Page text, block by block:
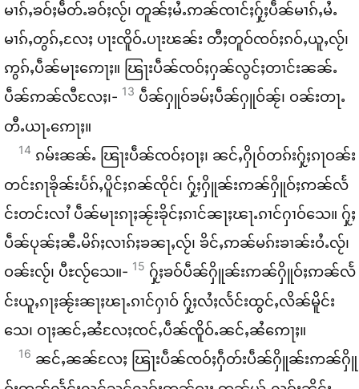
မၢၵ်ႇ​ၶဝ်ႈ​မဵတ်ႉ​ၶဝ်ႈ​လႂ်၊ တူၼ်ႈ​မႆႉ​ဢၼ်​ၸၢင်ႈ​ႁႂ်ႈ​ပဵၼ်​မၢၵ်ႇ​မႆႉ​
မၢၵ်ႇ​တွၵ်ႇ​လႄႈ ပႃး​ၸိူဝ်ႉ​ပႃး​ၽၼ်း တီႈ​တူဝ်​ၸဝ်ႈ​ၵဝ်ႇ​ယူႇ​လႂ်၊
ဢွၵ်ႇ​ပဵၼ်​မႃး​ဢေႃႈ။ ၽြႃး​ပဵၼ်​ၸဝ်ႈ​ႁၼ်​လွင်ႈ​တၢင်း​ၼၼ်ႉ​
ပဵၼ်​ဢၼ်​လီ​လႄႈ၊- 13 ပဵၼ်​ႁူဝ်​ၶမ်ႈ​ပဵၼ်​ႁူဝ်​ၼႂ်၊ ဝၼ်း​တႃႉ
တီႉယႃႉ​ဢေႃႈ။
14 ၵမ်း​ၼၼ်ႉ ၽြႃး​ပဵၼ်​ၸဝ်ႈ​ဝႃႈ၊ ၼင်ႇ​ႁိုဝ်​တၵ်း​ႁႂ်ႈ​ၵႃ​ဝၼ်း​
တင်း​ၵႃ​ၶိုၼ်း​ပႅၵ်ႇ​ပိူင်ႈ​ၵၼ်​ၸိုင်၊ ႁႂ်ႈ​ႁိူၼ်း​ဢၼ်​ႁိူဝ်ႈ​ဢၼ်​လႅ
င်း​တင်း​လၢႆ ပဵၼ်​မႃး​ၵႃႈ​ၼႂ်း​ၶိုင်ႈ​ၵၢင်​ၼႃႈ​ၽႃႉ​ၵၢင်​ႁၢဝ်​သေ။ ႁႂ်ႈ​
ပဵၼ်​ပုၼ်ႈ​ၼီႉမိၵ်ႈ​လၢၵ်ႈၶၼႃႇ​လႂ်၊ ၶိင်ႇ​ဢၼ်​မၵ်း​ၶၢၼ်း​ဝႆႉ​လႂ်၊
ဝၼ်း​လႂ်၊ ပီႊ​လႂ်​သေ။- 15 ႁႂ်ႈ​ၶဝ်​ပဵၼ်​ႁိူၼ်း​ဢၼ်​ႁိူဝ်ႈ​ဢၼ်​လႅ
င်း​ယူႇ​ၵႃႈ​ၼႂ်း​ၼႃႈ​ၽႃႉ​ၵၢင်​ႁၢဝ် ႁႂ်ႈ​လႆႈ​လႅင်း​ထွင်ႇ​လိၼ်​မိူင်း​
သေ၊ ဝႃႈ​ၼင်ႇ​ၼႆ​လႄႈ​ၸင်ႇ​ပဵၼ်​ၸိူဝ်ႉ​ၼင်ႇ​ၼႆ​ဢေႃႈ။
16 ၼင်ႇ​ၼၼ်​လႄႈ ၽြႃး​ပဵၼ်​ၸဝ်ႈ​ႁဵတ်း​ပဵၼ်​ႁိူၼ်း​ဢၼ်​ႁိူ